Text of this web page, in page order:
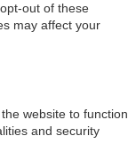
out of these
may affect your
website to function
and security